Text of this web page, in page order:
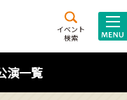
イベント
検索
演一覧